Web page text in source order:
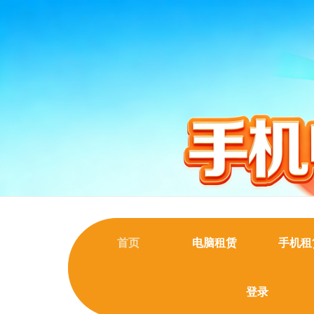
首页 电脑租赁 手机租
登录